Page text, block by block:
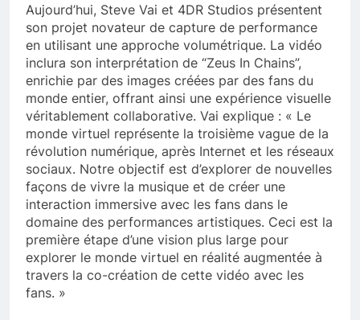
Aujourd’hui, Steve Vai et 4DR Studios présentent
son projet novateur de capture de performance
en utilisant une approche volumétrique. La vidéo
inclura son interprétation de “Zeus In Chains”,
enrichie par des images créées par des fans du
monde entier, offrant ainsi une expérience visuelle
véritablement collaborative. Vai explique : « Le
monde virtuel représente la troisième vague de la
révolution numérique, après Internet et les réseaux
sociaux. Notre objectif est d’explorer de nouvelles
façons de vivre la musique et de créer une
interaction immersive avec les fans dans le
domaine des performances artistiques. Ceci est la
première étape d’une vision plus large pour
explorer le monde virtuel en réalité augmentée à
travers la co-création de cette vidéo avec les
fans. »